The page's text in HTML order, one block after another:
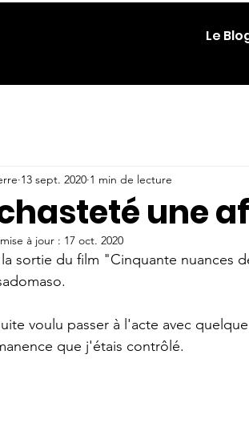
Le
une
13 sept. 2020 1 min de lecture
à jour : 17 oct. 2020
sortie du film "Cinquante nuances
voulu passer à l'acte avec
que j'étais contrôlé.